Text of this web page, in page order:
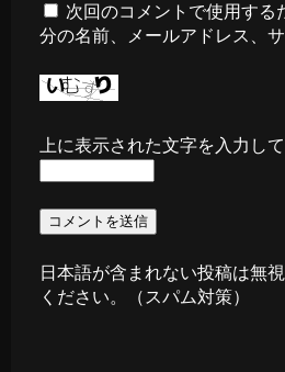
次回のコメントで使用する
分の名前、メールアドレス、
上に表示された文字を入力し
日本語が含まれない投稿は無
ください。（スパム対策）